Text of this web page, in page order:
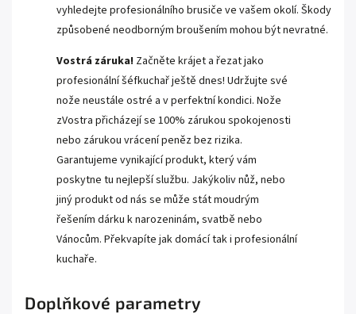
vyhledejte profesionálního brusiče ve vašem okolí. Škody
způsobené neodborným broušením mohou být nevratné.
Vostrá záruka! Začněte krájet a řezat jako
profesionální šéfkuchař ještě dnes! Udržujte své
nože neustále ostré a v perfektní kondici. Nože
zVostra přicházejí se 100% zárukou spokojenosti
nebo zárukou vrácení peněz bez rizika.
Garantujeme vynikající produkt, který vám
poskytne tu nejlepší službu. Jakýkoliv nůž, nebo
jiný produkt od nás se může stát moudrým
řešením dárku k narozeninám, svatbě nebo
Vánocům. Překvapíte jak domácí tak i profesionální
kuchaře.
Doplňkové parametry